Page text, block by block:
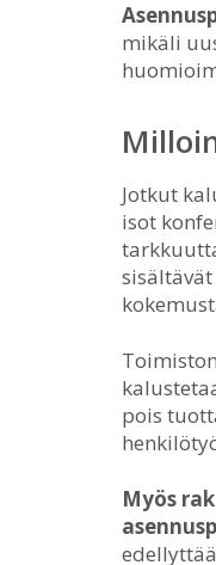
mikäli
Jotkut
isot
pois
Myös